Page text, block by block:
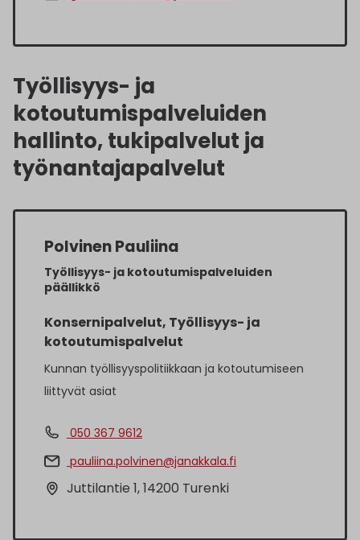
Työllisyys- ja
kotoutumispalveluiden
hallinto, tukipalvelut ja
työnantajapalvelut
Polvinen Pauliina
Työllisyys- ja kotoutumispalveluiden
päällikkö
Konsernipalvelut, Työllisyys- ja
kotoutumispalvelut
Kunnan työllisyyspolitiikkaan ja kotoutumiseen
liittyvät asiat
050 367 9612
pauliina.polvinen@janakkala.fi
Juttilantie 1, 14200 Turenki